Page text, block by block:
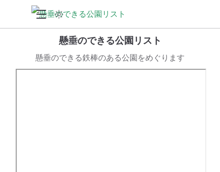
懸垂のできる公園リスト
懸垂のできる鉄棒のある公園をめぐります